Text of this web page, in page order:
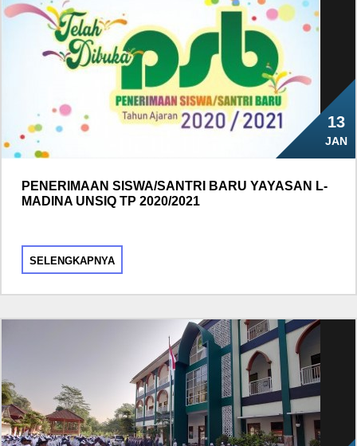
13
JAN
PENERIMAAN SISWA/SANTRI BARU YAYASAN L-
MADINA UNSIQ TP 2020/2021
SELENGKAPNYA